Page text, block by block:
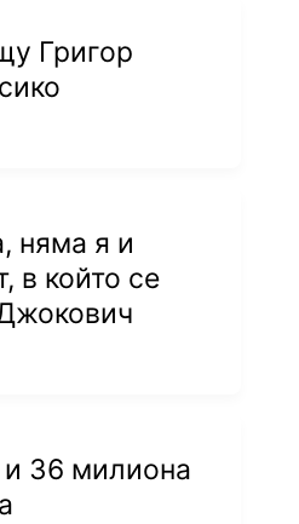
Григор
няма я и
в който се
36 милиона